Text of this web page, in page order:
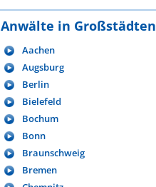
Anwälte in Großstädten
Aachen
Augsburg
Berlin
Bielefeld
Bochum
Bonn
Braunschweig
Bremen